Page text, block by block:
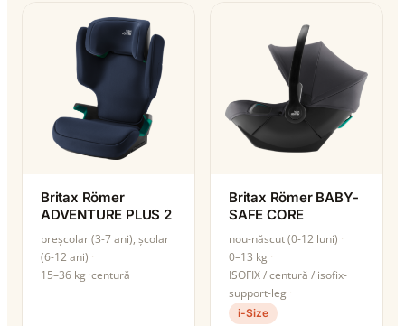
Britax Römer
ADVENTURE PLUS 2
preșcolar (3-7 ani), școlar
(6-12 ani)
15–36 kg centură
Britax Römer BABY-
SAFE CORE
nou-născut (0-12 luni)
0–13 kg
ISOFIX / centură / isofix-
support-leg
i-Size